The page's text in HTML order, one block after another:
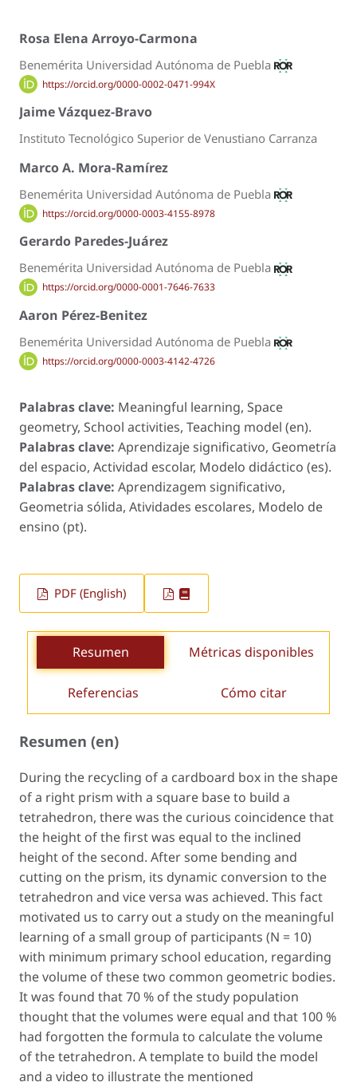
Rosa Elena Arroyo-Carmona
Benemérita Universidad Autónoma de Puebla
https://orcid.org/0000-0002-0471-994X
Jaime Vázquez-Bravo
Instituto Tecnológico Superior de Venustiano Carranza
Marco A. Mora-Ramírez
Benemérita Universidad Autónoma de Puebla
https://orcid.org/0000-0003-4155-8978
Gerardo Paredes-Juárez
Benemérita Universidad Autónoma de Puebla
https://orcid.org/0000-0001-7646-7633
Aaron Pérez-Benitez
Benemérita Universidad Autónoma de Puebla
https://orcid.org/0000-0003-4142-4726
Palabras clave: Meaningful learning, Space
geometry, School activities, Teaching model (en).
Palabras clave: Aprendizaje significativo, Geometría
del espacio, Actividad escolar, Modelo didáctico (es).
Palabras clave: Aprendizagem significativo,
Geometria sólida, Atividades escolares, Modelo de
ensino (pt).
PDF (English)
Resumen Métricas disponibles
Referencias Cómo citar
Resumen (en)
During the recycling of a cardboard box in the shape
of a right prism with a square base to build a
tetrahedron, there was the curious coincidence that
the height of the first was equal to the inclined
height of the second. After some bending and
cutting on the prism, its dynamic conversion to the
tetrahedron and vice versa was achieved. This fact
motivated us to carry out a study on the meaningful
learning of a small group of participants (N = 10)
with minimum primary school education, regarding
the volume of these two common geometric bodies.
It was found that 70 % of the study population
thought that the volumes were equal and that 100 %
had forgotten the formula to calculate the volume
of the tetrahedron. A template to build the model
and a video to illustrate the mentioned